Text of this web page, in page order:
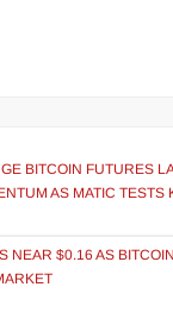
BITCOIN FUTURES
AS MATIC TESTS
NEAR $0.16 AS